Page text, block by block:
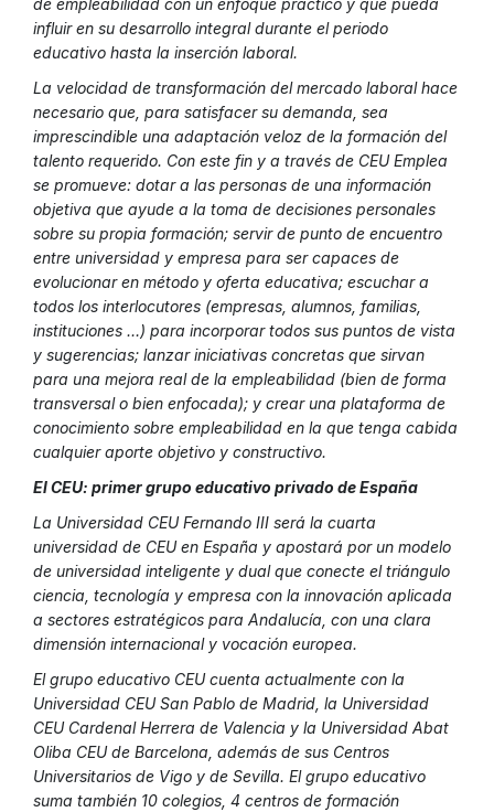
de empleabilidad con un enfoque práctico y que pueda
influir en su desarrollo integral durante el periodo
educativo hasta la inserción laboral.
La velocidad de transformación del mercado laboral hace
necesario que, para satisfacer su demanda, sea
imprescindible una adaptación veloz de la formación del
talento requerido. Con este fin y a través de CEU Emplea
se promueve: dotar a las personas de una información
objetiva que ayude a la toma de decisiones personales
sobre su propia formación; servir de punto de encuentro
entre universidad y empresa para ser capaces de
evolucionar en método y oferta educativa; escuchar a
todos los interlocutores (empresas, alumnos, familias,
instituciones …) para incorporar todos sus puntos de vista
y sugerencias; lanzar iniciativas concretas que sirvan
para una mejora real de la empleabilidad (bien de forma
transversal o bien enfocada); y crear una plataforma de
conocimiento sobre empleabilidad en la que tenga cabida
cualquier aporte objetivo y constructivo.
El CEU: primer grupo educativo privado de España
La Universidad CEU Fernando III será la cuarta
universidad de CEU en España y apostará por un modelo
de universidad inteligente y dual que conecte el triángulo
ciencia, tecnología y empresa con la innovación aplicada
a sectores estratégicos para Andalucía, con una clara
dimensión internacional y vocación europea.
El grupo educativo CEU cuenta actualmente con la
Universidad CEU San Pablo de Madrid, la Universidad
CEU Cardenal Herrera de Valencia y la Universidad Abat
Oliba CEU de Barcelona, además de sus Centros
Universitarios de Vigo y de Sevilla. El grupo educativo
suma también 10 colegios, 4 centros de formación